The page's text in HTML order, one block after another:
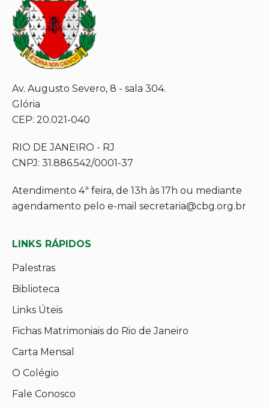
Av. Augusto Severo, 8 - sala 304.
Glória
CEP: 20.021-040
RIO DE JANEIRO - RJ
CNPJ: 31.886.542/0001-37
Atendimento 4ª feira, de 13h às 17h ou mediante
agendamento pelo e-mail secretaria@cbg.org.br
LINKS RÁPIDOS
Palestras
Biblioteca
Links Úteis
Fichas Matrimoniais do Rio de Janeiro
Carta Mensal
O Colégio
Fale Conosco